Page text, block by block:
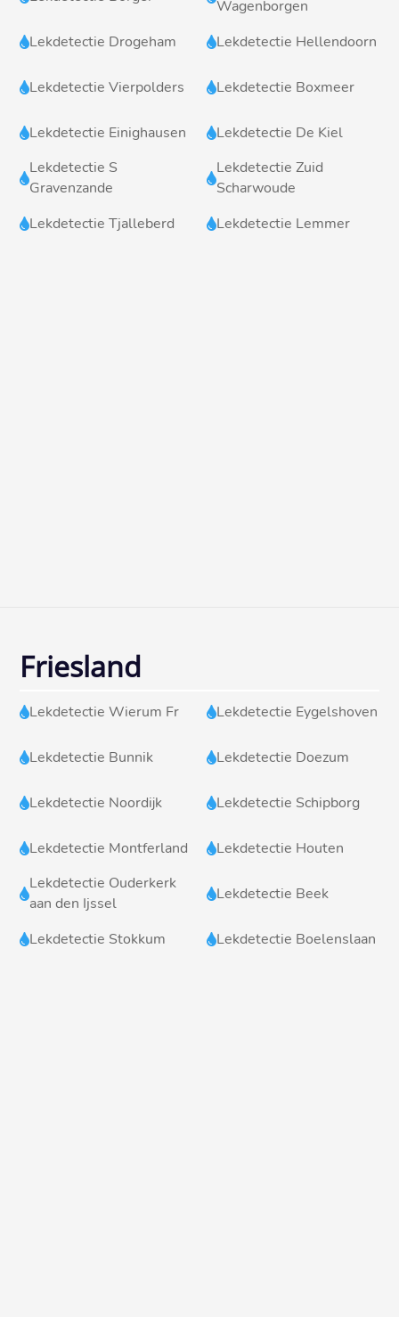
Wagenborgen
Lekdetectie Drogeham Lekdetectie Hellendoorn
Lekdetectie Vierpolders Lekdetectie Boxmeer
Lekdetectie Einighausen Lekdetectie De Kiel

Lekdetectie S
Gravenzande

Lekdetectie Zuid
Scharwoude
Lekdetectie Tjalleberd Lekdetectie Lemmer
Friesland
Lekdetectie Wierum Fr Lekdetectie Eygelshoven
Lekdetectie Bunnik Lekdetectie Doezum
Lekdetectie Noordijk Lekdetectie Schipborg
Lekdetectie Montferland Lekdetectie Houten

Lekdetectie Ouderkerk
aan den Ijssel
Lekdetectie Beek
Lekdetectie Stokkum Lekdetectie Boelenslaan